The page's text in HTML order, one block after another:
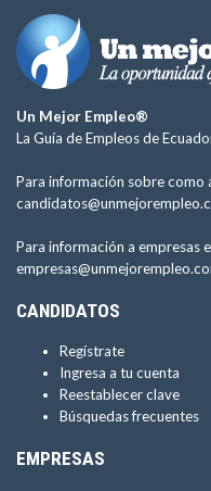
Un Mejor Empleo®
La Guía de Empleos de
Para información sobre como
Para información a empresas
CANDIDATOS
Regístrate
Ingresa a tu cuenta
Reestablecer clave
Búsquedas frecuentes
EMPRESAS